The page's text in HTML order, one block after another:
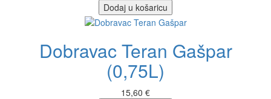
Dodaj u košaricu
Dobravac Teran Gašpar
(0,75L)
15,60 €